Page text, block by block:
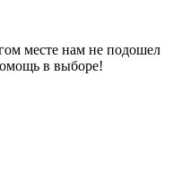
месте нам не подошел
в выборе!